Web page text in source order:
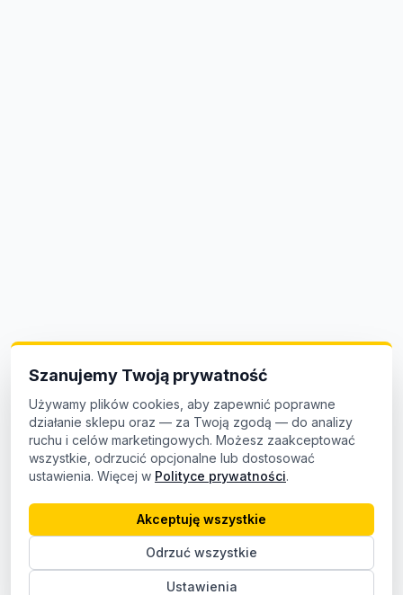
Szanujemy Twoją prywatność
Używamy plików cookies, aby zapewnić poprawne
działanie sklepu oraz — za Twoją zgodą — do analizy
ruchu i celów marketingowych. Możesz zaakceptować
wszystkie, odrzucić opcjonalne lub dostosować
ustawienia. Więcej w Polityce prywatności.
Ustawienia
Odrzuć wszystkie
Akceptuję wszystkie